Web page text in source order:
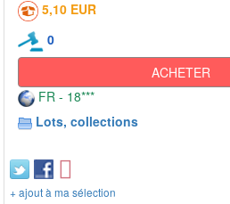
5,10 EUR
0
ACHETER
FR - 18***
Lots, collections
+ ajout à ma sélection